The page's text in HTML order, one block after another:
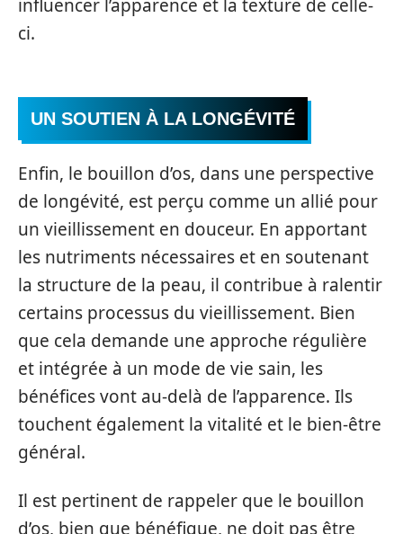
influencer l’apparence et la texture de celle-
ci.
UN SOUTIEN À LA LONGÉVITÉ
Enfin, le bouillon d’os, dans une perspective
de longévité, est perçu comme un allié pour
un vieillissement en douceur. En apportant
les nutriments nécessaires et en soutenant
la structure de la peau, il contribue à ralentir
certains processus du vieillissement. Bien
que cela demande une approche régulière
et intégrée à un mode de vie sain, les
bénéfices vont au-delà de l’apparence. Ils
touchent également la vitalité et le bien-être
général.
Il est pertinent de rappeler que le bouillon
d’os, bien que bénéfique, ne doit pas être